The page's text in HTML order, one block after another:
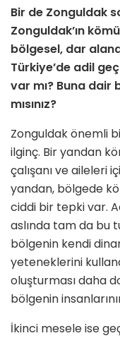
Bir de Zonguldak
Zonguldak’ın
bölgesel, dar
Türkiye’de adil
var mı? Buna dair
mısınız?
Zonguldak önemli
ilginç. Bir yandan
çalışanı ve aileleri
yandan, bölgede
ciddi bir tepki var.
aslında tam da bu
bölgenin kendi
yeteneklerini
oluşturması daha
bölgenin
İkinci mesele ise